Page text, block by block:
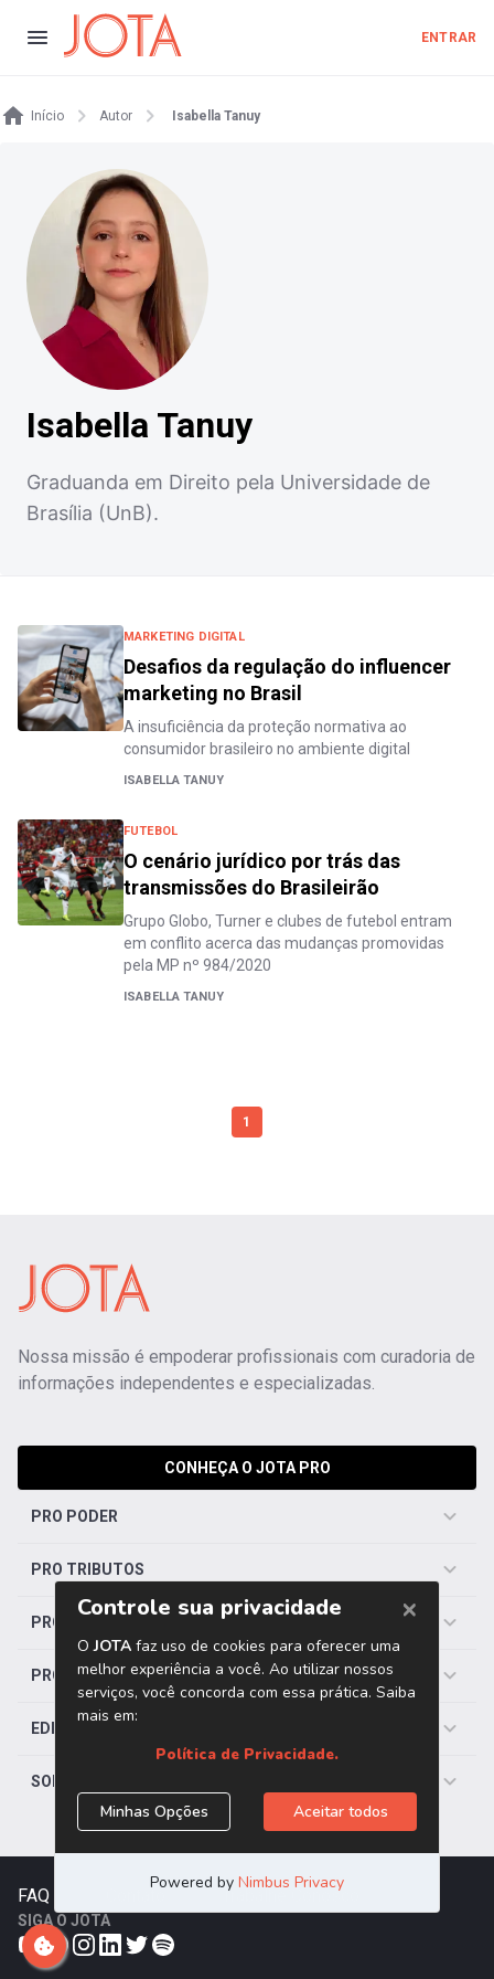
ENTRAR
Início Autor Isabella Tanuy
Isabella Tanuy
Graduanda em Direito pela Universidade de
Brasília (UnB).
MARKETING DIGITAL
Desafios da regulação do influencer
marketing no Brasil
A insuficiência da proteção normativa ao
consumidor brasileiro no ambiente digital
ISABELLA TANUY
FUTEBOL
O cenário jurídico por trás das
transmissões do Brasileirão
Grupo Globo, Turner e clubes de futebol entram
em conflito acerca das mudanças promovidas
pela MP nº 984/2020
ISABELLA TANUY
1
Nossa missão é empoderar profissionais com curadoria de
informações independentes e especializadas.
CONHEÇA O JOTA PRO
PRO PODER
PRO TRIBUTOS
PRO TRABALHISTA
PRO SAÚDE
EDITORIAS
SOBRE O JOTA
FAQ Trabalhe Conosco
SIGA O JOTA